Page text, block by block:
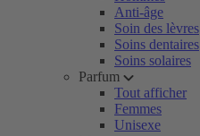
Anti-âge
Soin des lèvres
Soins dentaires
Soins solaires
Parfum
Tout afficher
Femmes
Unisexe